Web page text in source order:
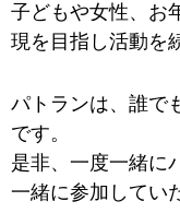
子どもや女性、お
現を目指し活動を
パトランは、誰で
です。
是非、一度一緒に
一緒に参加してい